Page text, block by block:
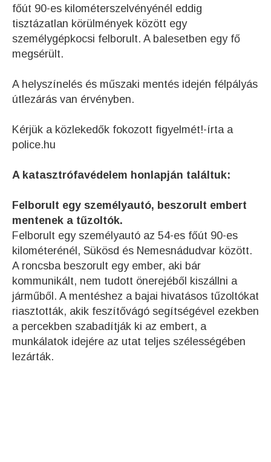
főút 90-es kilométerszelvényénél eddig
tisztázatlan körülmények között egy
személygépkocsi felborult. A balesetben egy fő
megsérült.
A helyszínelés és műszaki mentés idején félpályás
útlezárás van érvényben.
Kérjük a közlekedők fokozott figyelmét!-írta a
police.hu
A katasztrófavédelem honlapján találtuk:
Felborult egy személyautó, beszorult embert
mentenek a tűzoltók.
Felborult egy személyautó az 54-es főút 90-es
kilométerénél, Sükösd és Nemesnádudvar között.
A roncsba beszorult egy ember, aki bár
kommunikált, nem tudott önerejéből kiszállni a
járműből. A mentéshez a bajai hivatásos tűzoltókat
riasztották, akik feszítővágó segítségével ezekben
a percekben szabadítják ki az embert, a
munkálatok idejére az utat teljes szélességében
lezárták.